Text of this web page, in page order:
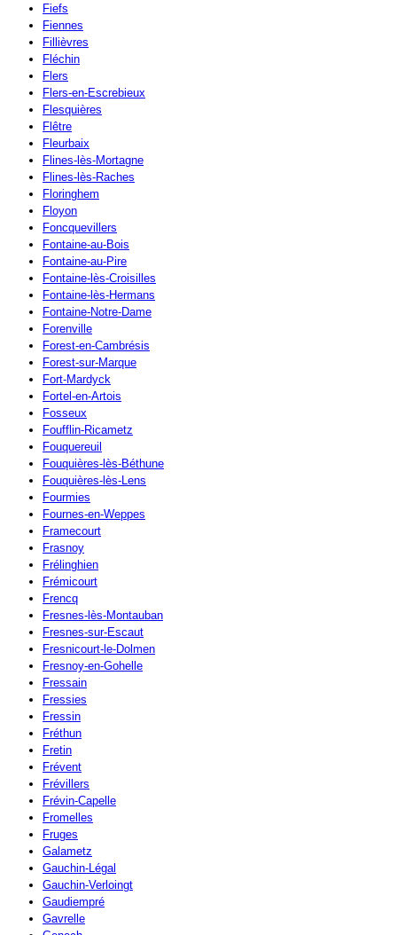
Fiefs
Fiennes
Fillièvres
Fléchin
Flers
Flers-en-Escrebieux
Flesquières
Flêtre
Fleurbaix
Flines-lès-Mortagne
Flines-lès-Raches
Floringhem
Floyon
Foncquevillers
Fontaine-au-Bois
Fontaine-au-Pire
Fontaine-lès-Croisilles
Fontaine-lès-Hermans
Fontaine-Notre-Dame
Forenville
Forest-en-Cambrésis
Forest-sur-Marque
Fort-Mardyck
Fortel-en-Artois
Fosseux
Foufflin-Ricametz
Fouquereuil
Fouquières-lès-Béthune
Fouquières-lès-Lens
Fourmies
Fournes-en-Weppes
Framecourt
Frasnoy
Frélinghien
Frémicourt
Frencq
Fresnes-lès-Montauban
Fresnes-sur-Escaut
Fresnicourt-le-Dolmen
Fresnoy-en-Gohelle
Fressain
Fressies
Fressin
Fréthun
Fretin
Frévent
Frévillers
Frévin-Capelle
Fromelles
Fruges
Galametz
Gauchin-Légal
Gauchin-Verloingt
Gaudiempré
Gavrelle